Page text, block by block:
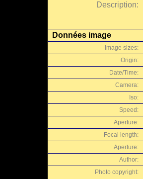
Description:
Données image
Image sizes:
Origin:
Date/Time:
Camera:
Iso:
Speed:
Aperture:
Focal length:
Aperture:
Author:
Photo copyright: